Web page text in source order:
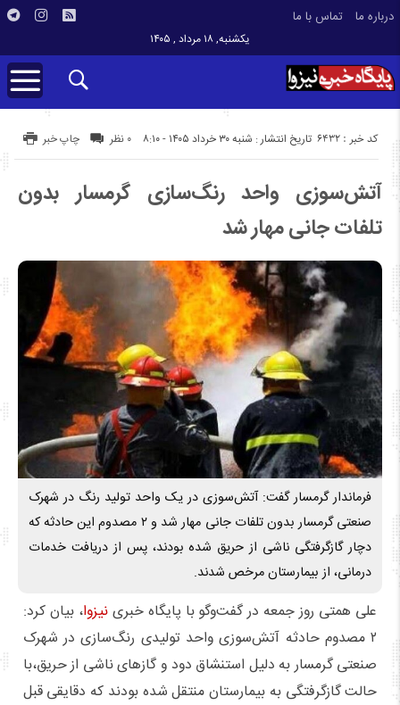
درباره ما تماس با ما
یکشنبه, ۱۸ مرداد , ۱۴۰۵
تاریخ انتشار : شنبه ۳۰ خرداد ۱۴۰۵ - ۸:۱۰ کد خبر : 6432 چاپ خبر ۰ نظر
آتش‌سوزی واحد رنگ‌سازی گرمسار بدون
تلفات جانی مهار شد
فرماندار گرمسار گفت: آتش‌سوزی در یک واحد تولید رنگ‌ در شهرک
صنعتی گرمسار بدون تلفات جانی مهار شد و ۲ مصدوم این حادثه که
دچار گازگرفتگی ناشی از حریق شده بودند، پس از دریافت خدمات
درمانی، از بیمارستان مرخص شدند.
علی همتی روز جمعه در گفت‌وگو با پایگاه خبرینیزوا، بیان کرد:
۲ مصدوم حادثه آتش‌سوزی واحد تولیدی رنگ‌سازی در شهرک
صنعتی گرمسار به دلیل استنشاق دود و گازهای ناشی از حریق،با
حالت گازگرفتگی به بیمارستان منتقل شده بودند که دقایقی قبل